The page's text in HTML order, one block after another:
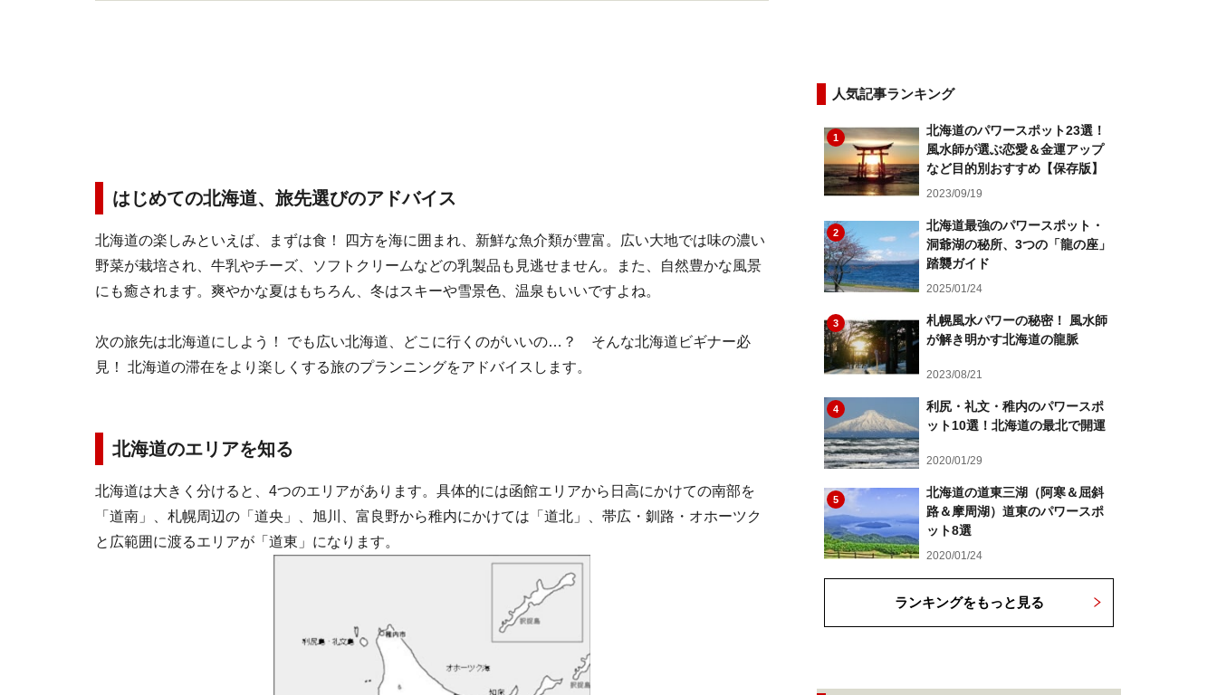
はじめての北海道、旅先選びのアドバイス
北海道の楽しみといえば、まずは食！ 四方を海に囲まれ、新鮮な魚介類が豊富。広い大地では味の濃い
野菜が栽培され、牛乳やチーズ、ソフトクリームなどの乳製品も見逃せません。また、自然豊かな風景
にも癒されます。爽やかな夏はもちろん、冬はスキーや雪景色、温泉もいいですよね。
次の旅先は北海道にしよう！ でも広い北海道、どこに行くのがいいの…？ そんな北海道ビギナー必
見！ 北海道の滞在をより楽しくする旅のプランニングをアドバイスします。
北海道のエリアを知る
北海道は大きく分けると、4つのエリアがあります。具体的には函館エリアから日高にかけての南部を
「道南」、札幌周辺の「道央」、旭川、富良野から稚内にかけては「道北」、帯広・釧路・オホーツク
と広範囲に渡るエリアが「道東」になります。
人気記事ランキング
1
北海道のパワースポット23選！
風水師が選ぶ恋愛＆金運アップ
など目的別おすすめ【保存版】
2023/09/19
2
北海道最強のパワースポット・
洞爺湖の秘所、3つの「龍の座」
踏襲ガイド
2025/01/24
3
札幌風水パワーの秘密！ 風水師
が解き明かす北海道の龍脈
2023/08/21
4
利尻・礼文・稚内のパワースポ
ット10選！北海道の最北で開運
2020/01/29
5
北海道の道東三湖（阿寒＆屈斜
路＆摩周湖）道東のパワースポ
ット8選
2020/01/24
ランキングをもっと見る